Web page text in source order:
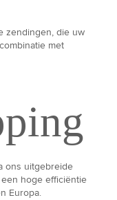
zendingen, die uw
met
ons uitgebreide
hoge efficiëntie
Europa.